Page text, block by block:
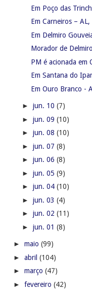
Em Poço das
Em Carneiros –
Em Delmiro
Morador de
PM é acionada em
Em Santana do
Em Ouro Branco -
► jun. 10 (7)
► jun. 09 (10)
► jun. 08 (10)
► jun. 07 (8)
► jun. 06 (8)
► jun. 05 (9)
► jun. 04 (10)
► jun. 03 (4)
► jun. 02 (11)
► jun. 01 (8)
► maio (99)
► abril (104)
► março (47)
► fevereiro (42)